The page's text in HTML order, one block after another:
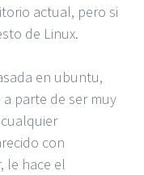
actual, pero si
de Linux.
en ubuntu,
a parte de ser muy
con
le hace el